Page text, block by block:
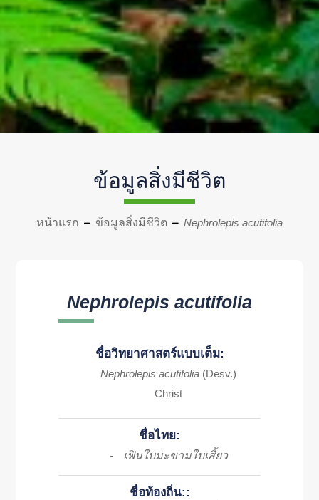
ข้อมูลสิ่งมีชีวิต
หน้าแรก ข้อมูลสิ่งมีชีวิต Nephrolepis acutifolia
Nephrolepis acutifolia
ชื่อวิทยาศาสตร์แบบเต็ม:
Nephrolepis acutifolia (Desv.)
Christ
ชื่อไทย:
- เฟินใบมะขามใบเสี้ยว
ชื่อท้องถิ่น::